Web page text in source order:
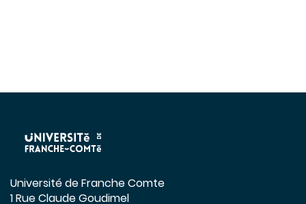
Université de Franche Comte
1 Rue Claude Goudimel